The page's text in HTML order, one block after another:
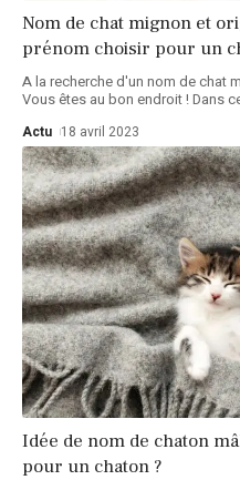
Nom de chat mignon et
prénom choisir pour un
A la recherche d'un nom de chat
Vous êtes au bon endroit ! Dans
Actu 18 avril 2023
Idée de nom de chaton
pour un chaton ?